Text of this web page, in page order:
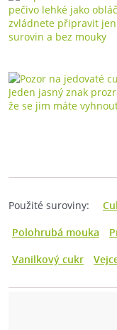
Použité suroviny:
Polohrubá mouka
Vanilkový cukr